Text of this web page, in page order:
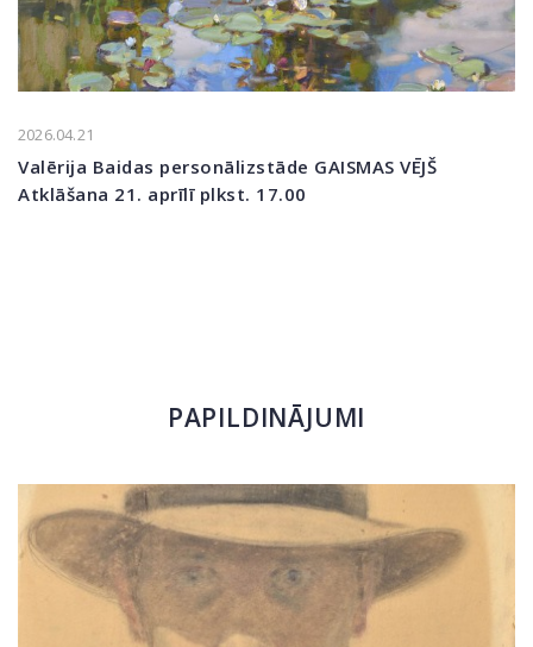
2026.04.21
Valērija Baidas personālizstāde GAISMAS VĒJŠ
Atklāšana 21. aprīlī plkst. 17.00
PAPILDINĀJUMI